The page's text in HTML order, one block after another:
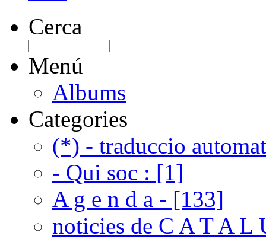
Cerca
Menú
Albums
Categories
(*) - traduccio
- Qui soc : [1]
A g e n d a - [133]
noticies de C A T A L